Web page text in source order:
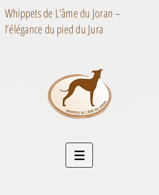
Whippets de L'âme du Joran –
l’élégance du pied du Jura